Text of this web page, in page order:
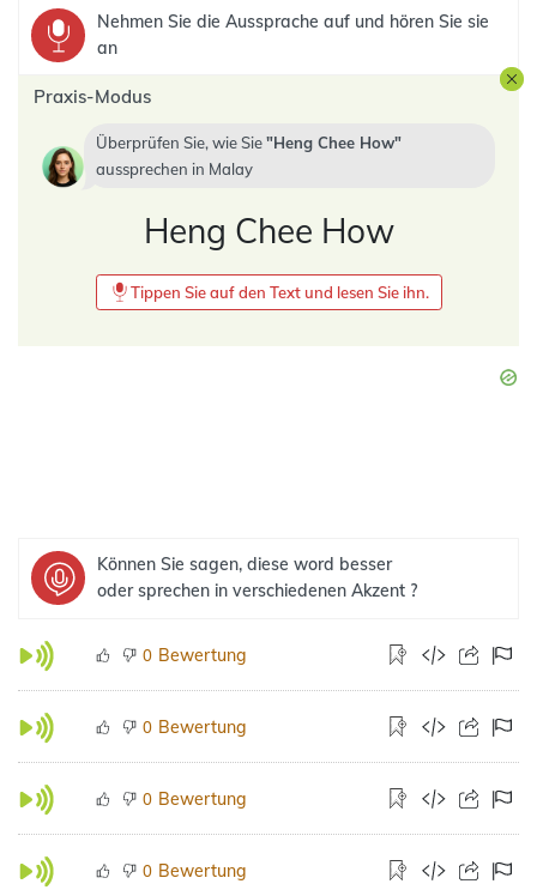
Nehmen Sie die Aussprache auf und hören Sie sie
an
Praxis-Modus
Überprüfen Sie, wie Sie
Heng Chee How
aussprechen in Malay
Heng Chee How
Tippen Sie auf den Text und lesen Sie ihn.
Können Sie sagen, diese word besser
oder sprechen in verschiedenen Akzent ?
0 Bewertung
0 Bewertung
0 Bewertung
0 Bewertung